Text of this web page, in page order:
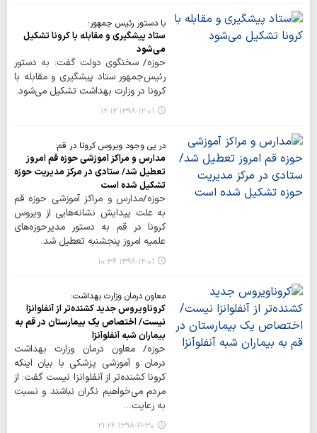
با دستور رئیس جمهور؛
ستاد پیشگیری و مقابله با کرونا تشکیل
می‌شود
حوزه/ سخنگوی دولت گفت: به دستور
رئیس‌جمهور ستاد پیشگیری و مقابله با
کرونا در وزارت بهداشت تشکیل می‌شود.
۱۳۹۸-۱۲-۰۱ ۱۲:۱۲
در پی وجود ویروس کرونا در قم:
مدارس و مراکز آموزشی حوزه قم امروز
تعطیل شد/ ستادی در مرکز مدیریت حوزه
تشکیل شده است
حوزه/مدارس و مراکز آموزشی حوزه قم
به علت پیدایش نشانه‌هایی از ویروس
کرونا در قم به دستور مدیرحوزه‌های
علمیه امروز پنجشنبه تعطیل شد.
۱۳۹۸-۱۲-۰۱ ۱۰:۳۶
معاون درمان وزارت بهداشت:
​کروناویروس جدید کشنده‌تر از آنفلوانزا
نیست/ اختصاص یک بیمارستان در قم به
بیماران شبه آنفلوآنزا
حوزه/ معاون درمان وزارت بهداشت
درمان و آموزشی پزشکی با بیان اینکه
کرونا کشنده‌تر از آنفلوانزا نیست گفت: از
مردم می‌خواهیم نگران نباشند و نسبت
به رعایت…
۱۳۹۸-۱۱-۳۰ ۲۱:۲۶